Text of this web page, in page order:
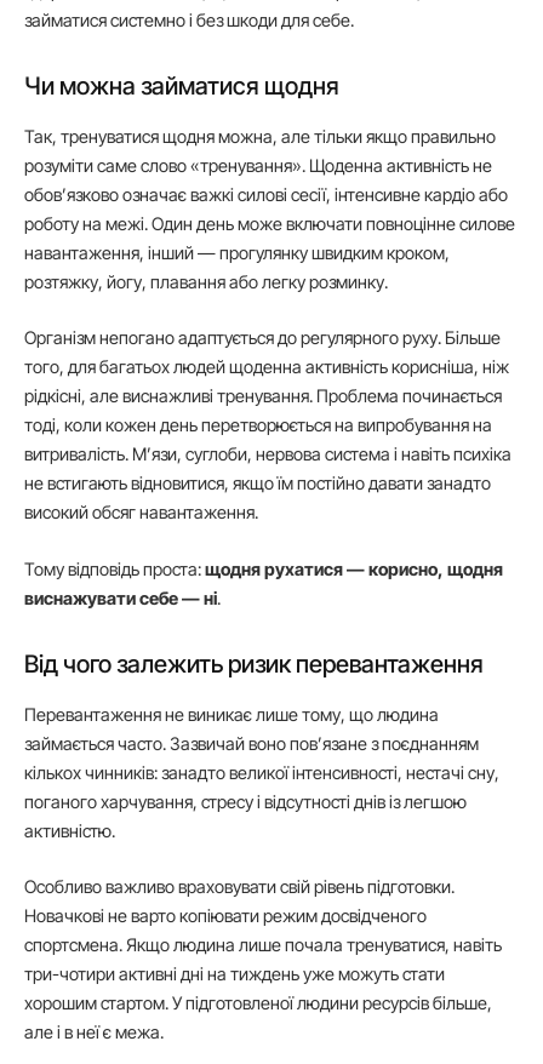
займатися системно і без шкоди для себе.
Чи можна займатися щодня
Так, тренуватися щодня можна, але тільки якщо правильно
розуміти саме слово «тренування». Щоденна активність не
обов’язково означає важкі силові сесії, інтенсивне кардіо або
роботу на межі. Один день може включати повноцінне силове
навантаження, інший — прогулянку швидким кроком,
розтяжку, йогу, плавання або легку розминку.
Організм непогано адаптується до регулярного руху. Більше
того, для багатьох людей щоденна активність корисніша, ніж
рідкісні, але виснажливі тренування. Проблема починається
тоді, коли кожен день перетворюється на випробування на
витривалість. М’язи, суглоби, нервова система і навіть психіка
не встигають відновитися, якщо їм постійно давати занадто
високий обсяг навантаження.
Тому відповідь проста:щодня рухатися — корисно, щодня
виснажувати себе — ні.
Від чого залежить ризик перевантаження
Перевантаження не виникає лише тому, що людина
займається часто. Зазвичай воно пов’язане з поєднанням
кількох чинників: занадто великої інтенсивності, нестачі сну,
поганого харчування, стресу і відсутності днів із легшою
активністю.
Особливо важливо враховувати свій рівень підготовки.
Новачкові не варто копіювати режим досвідченого
спортсмена. Якщо людина лише почала тренуватися, навіть
три-чотири активні дні на тиждень уже можуть стати
хорошим стартом. У підготовленої людини ресурсів більше,
але і в неї є межа.